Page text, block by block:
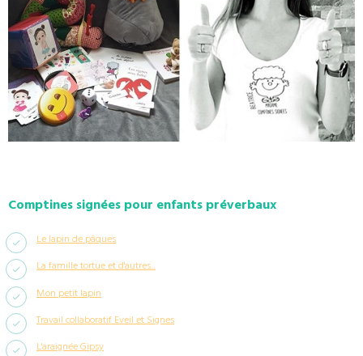
Comptines signées pour enfants préverbaux
Le lapin de pâques
La famille tortue et d'autres...
Mon petit lapin
Travail collaboratif Eveil et Signes
L'araignée Gipsy